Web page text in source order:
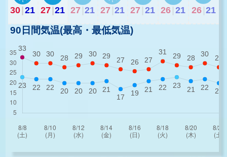
30|21 27|21 27 21 27 21 27 21 26 21 26 21
90日間気温(最高・最低気温)